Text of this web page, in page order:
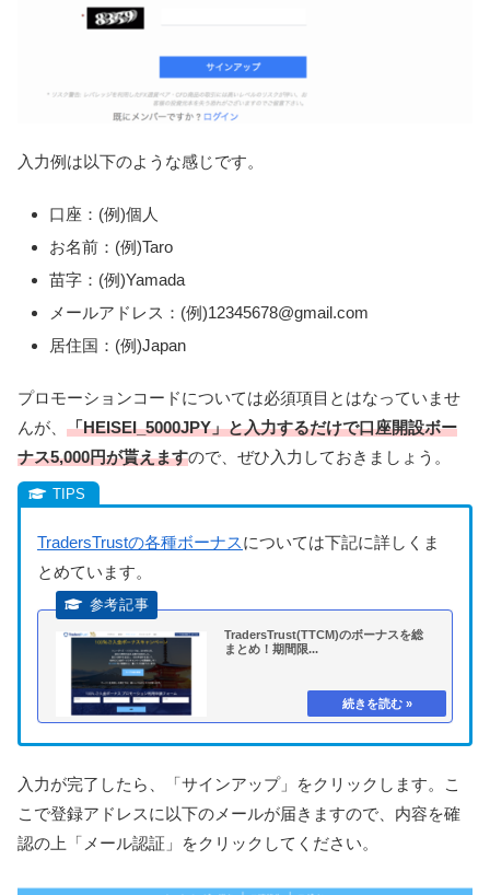
入力例は以下のような感じです。
口座：(例)個人
お名前：(例)Taro
苗字：(例)Yamada
メールアドレス：(例)12345678@gmail.com
居住国：(例)Japan
プロモーションコードについては必須項目とはなっていませ
んが、 「HEISEI_5000JPY」と入力するだけで口座開設ボー
ナス5,000円が貰えますので、ぜひ入力しておきましょう。
TradersTrustの各種ボーナスについては下記に詳しくま
とめています。
TradersTrust(TTCM)のボーナスを総
まとめ！期間限...
入力が完了したら、「サインアップ」をクリックします。こ
こで登録アドレスに以下のメールが届きますので、内容を確
認の上「メール認証」をクリックしてください。